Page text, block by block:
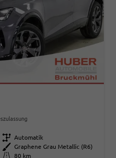
Getriebe Automatik
Außenfarbe
Graphene Grau Metallic (R6)
Kilometerstand 80 km